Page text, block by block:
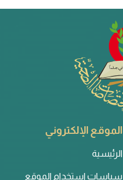
الموقع الإلكتروني
الرئيسية
سياسات استخدام الموقع